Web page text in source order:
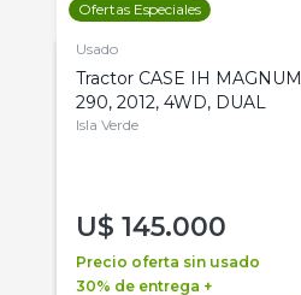
Ofertas Especiales
Usado
Tractor CASE IH MAGNUM
290, 2012, 4WD, DUAL
Isla Verde
U$ 145.000
Precio oferta sin usado
30% de entrega +